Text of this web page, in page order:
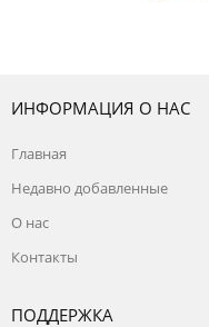
ИНФОРМАЦИЯ О НАС
Главная
Недавно добавленные
О нас
Контакты
ПОДДЕРЖКА